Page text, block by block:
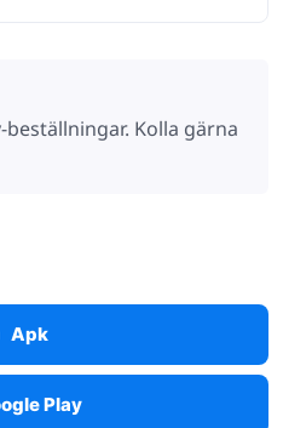
Kolla gärna
Apk
Play